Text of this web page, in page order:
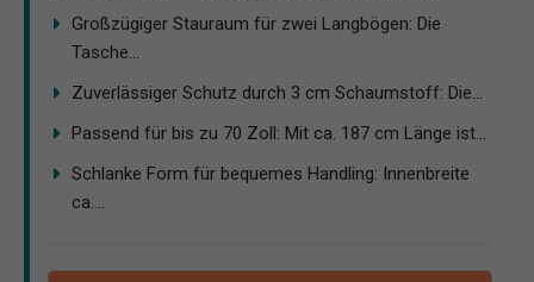
Großzügiger Stauraum für zwei Langbögen: Die
Tasche...
Zuverlässiger Schutz durch 3 cm Schaumstoff: Die...
Passend für bis zu 70 Zoll: Mit ca. 187 cm Länge ist...
Schlanke Form für bequemes Handling: Innenbreite
ca....